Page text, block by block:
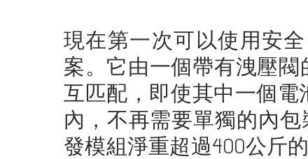
現在第一次可以使用安
案。它由一個帶有洩壓閥
互匹配，即使其中一個
內，不再需要單獨的內
發模組淨重超過400公斤